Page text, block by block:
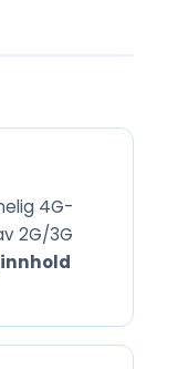
4G-
2G/3G